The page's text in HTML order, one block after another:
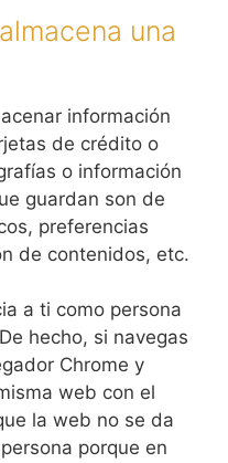
una
información
de crédito o
o información
guardan son de
preferencias
de contenidos, etc.
a ti como persona
hecho, si navegas
Chrome y
web con el
la web no se da
porque en